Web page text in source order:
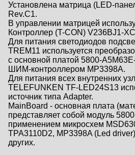
Установлена матрица (LED-
Rev.C1.
В управлении матрицей
Контроллер (T-CON) V236BJ1-
Для питания светодиодов
TREM11 используется
с основной платой 5800-
ШИМ-контроллером MP3398A.
Для питания всех внутренних
TELEFUNKEN TF-LED24S13
источник типа Adapter.
MainBoard - основная плата
представляет собой модуль
применением микросхем
TPA3110D2, MP3398A (Led
других.